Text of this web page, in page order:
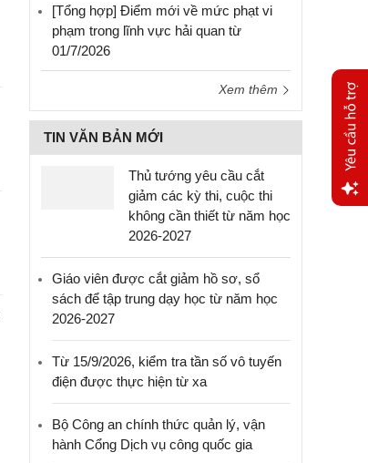
[Tổng hợp] Điểm mới về mức phạt vi
phạm trong lĩnh vực hải quan từ
01/7/2026
Xem thêm
TIN VĂN BẢN MỚI
Thủ tướng yêu cầu cắt
giảm các kỳ thi, cuộc thi
không cần thiết từ năm học
2026-2027
Giáo viên được cắt giảm hồ sơ, sổ
sách để tập trung dạy học từ năm học
2026-2027
Từ 15/9/2026, kiểm tra tần số vô tuyến
điện được thực hiện từ xa
Bộ Công an chính thức quản lý, vận
hành Cổng Dịch vụ công quốc gia